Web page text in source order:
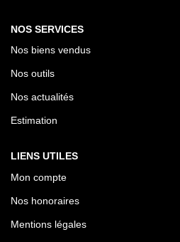
NOS SERVICES
Nos biens vendus
Nos outils
Nos actualités
Estimation
LIENS UTILES
Mon compte
Nos honoraires
Mentions légales